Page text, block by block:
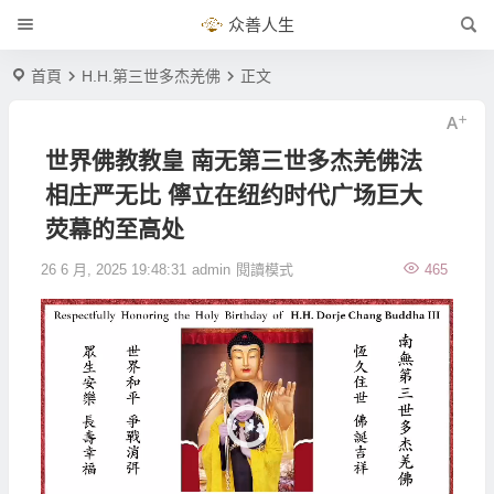
众善人生
首頁 H.H.第三世多杰羌佛 正文
世界佛教教皇 南无第三世多杰羌佛法
相庄严无比 儜立在纽约时代广场巨大
荧幕的至高处
26 6 月, 2025 19:48:31 admin 465
閱讀模式
視
訊
播
放
器